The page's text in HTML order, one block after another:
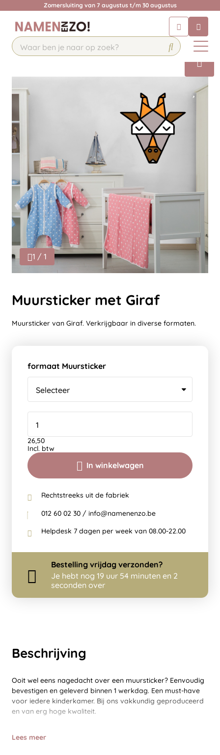
Zomersluiting van 7 augustus t/m 30 augustus
Chat 24/7 met onze chatbot voor
hulp
Contact
Beschrijving
Ooit wel eens nagedacht over een muursticker? Eenvoudig
bevestigen en geleverd binnen 1 werkdag. Een must-have
voor iedere kinderkamer. Bij ons vakkundig geproduceerd
en van erg hoge kwaliteit.
Lees meer
1 / 1
Muursticker met Giraf
Muursticker van Giraf. Verkrijgbaar in diverse formaten.
formaat Muursticker
In winkelwagen
26,50
Incl. btw
Rechtstreeks uit de fabriek
012 60 02 30 / info@namenenzo.be
Helpdesk 7 dagen per week van 08.00-22.00
Bestelling vrijdag verzonden?
Je hebt nog 19 uur 54 minuten en 2
seconden over